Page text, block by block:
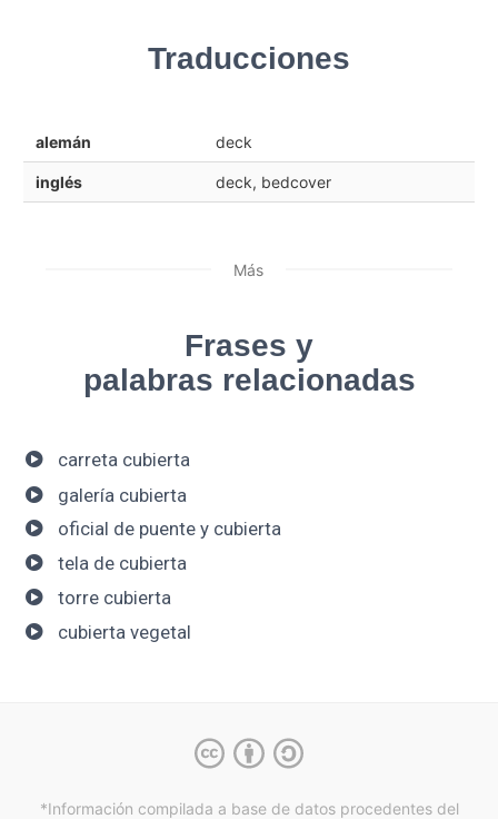
Traducciones
alemán deck
inglés deck, bedcover
Más
Frases y
palabras relacionadas
carreta cubierta
galería cubierta
oficial de puente y cubierta
tela de cubierta
torre cubierta
cubierta vegetal
*Información compilada a base de datos procedentes del